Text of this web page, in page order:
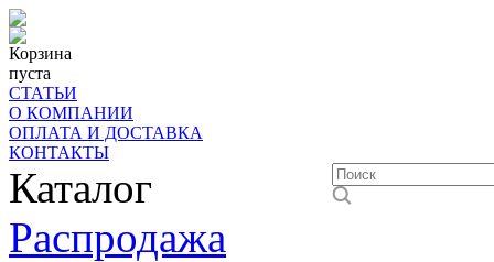
Корзина
пуста
СТАТЬИ
О КОМПАНИИ
ОПЛАТА И ДОСТАВКА
КОНТАКТЫ
Каталог
Распродажа